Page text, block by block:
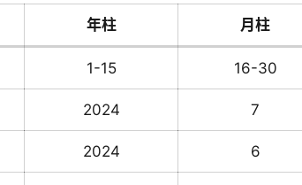
年柱 月柱
1-15 16-30
2024 7
2024 6